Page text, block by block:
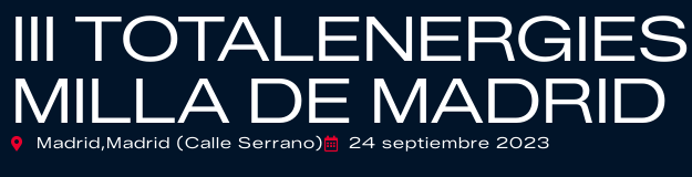
III TOTALENERGIES
MILLA DE MADRID
Madrid,Madrid (Calle Serrano) 24 septiembre 2023